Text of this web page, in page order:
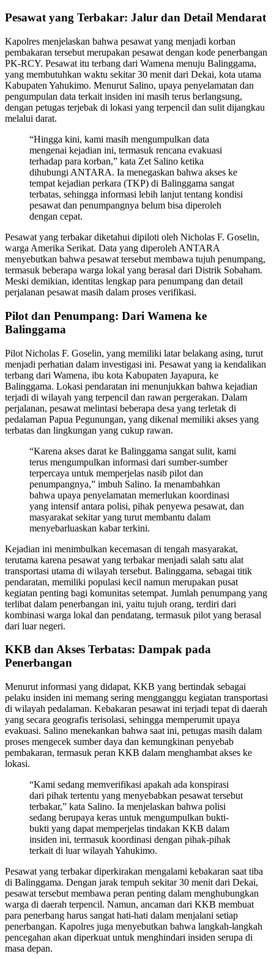
Pesawat yang Terbakar: Jalur dan Detail Mendarat
Kapolres menjelaskan bahwa pesawat yang menjadi korban
pembakaran tersebut merupakan pesawat dengan kode penerbangan
PK-RCY. Pesawat itu terbang dari Wamena menuju Balinggama,
yang membutuhkan waktu sekitar 30 menit dari Dekai, kota utama
Kabupaten Yahukimo. Menurut Salino, upaya penyelamatan dan
pengumpulan data terkait insiden ini masih terus berlangsung,
dengan petugas terjebak di lokasi yang terpencil dan sulit dijangkau
melalui darat.
“Hingga kini, kami masih mengumpulkan data
mengenai kejadian ini, termasuk rencana evakuasi
terhadap para korban,” kata Zet Salino ketika
dihubungi ANTARA. Ia menegaskan bahwa akses ke
tempat kejadian perkara (TKP) di Balinggama sangat
terbatas, sehingga informasi lebih lanjut tentang kondisi
pesawat dan penumpangnya belum bisa diperoleh
dengan cepat.
Pesawat yang terbakar diketahui dipiloti oleh Nicholas F. Goselin,
warga Amerika Serikat. Data yang diperoleh ANTARA
menyebutkan bahwa pesawat tersebut membawa tujuh penumpang,
termasuk beberapa warga lokal yang berasal dari Distrik Sobaham.
Meski demikian, identitas lengkap para penumpang dan detail
perjalanan pesawat masih dalam proses verifikasi.
Pilot dan Penumpang: Dari Wamena ke
Balinggama
Pilot Nicholas F. Goselin, yang memiliki latar belakang asing, turut
menjadi perhatian dalam investigasi ini. Pesawat yang ia kendalikan
terbang dari Wamena, ibu kota Kabupaten Jayapura, ke
Balinggama. Lokasi pendaratan ini menunjukkan bahwa kejadian
terjadi di wilayah yang terpencil dan rawan pergerakan. Dalam
perjalanan, pesawat melintasi beberapa desa yang terletak di
pedalaman Papua Pegunungan, yang dikenal memiliki akses yang
terbatas dan lingkungan yang cukup rawan.
“Karena akses darat ke Balinggama sangat sulit, kami
terus mengumpulkan informasi dari sumber-sumber
terpercaya untuk memperjelas nasib pilot dan
penumpangnya,” imbuh Salino. Ia menambahkan
bahwa upaya penyelamatan memerlukan koordinasi
yang intensif antara polisi, pihak penyewa pesawat, dan
masyarakat sekitar yang turut membantu dalam
menyebarluaskan kabar terkini.
Kejadian ini menimbulkan kecemasan di tengah masyarakat,
terutama karena pesawat yang terbakar menjadi salah satu alat
transportasi utama di wilayah tersebut. Balinggama, sebagai titik
pendaratan, memiliki populasi kecil namun merupakan pusat
kegiatan penting bagi komunitas setempat. Jumlah penumpang yang
terlibat dalam penerbangan ini, yaitu tujuh orang, terdiri dari
kombinasi warga lokal dan pendatang, termasuk pilot yang berasal
dari luar negeri.
KKB dan Akses Terbatas: Dampak pada
Penerbangan
Menurut informasi yang didapat, KKB yang bertindak sebagai
pelaku insiden ini memang sering mengganggu kegiatan transportasi
di wilayah pedalaman. Kebakaran pesawat ini terjadi tepat di daerah
yang secara geografis terisolasi, sehingga memperumit upaya
evakuasi. Salino menekankan bahwa saat ini, petugas masih dalam
proses mengecek sumber daya dan kemungkinan penyebab
pembakaran, termasuk peran KKB dalam menghambat akses ke
lokasi.
“Kami sedang memverifikasi apakah ada konspirasi
dari pihak tertentu yang menyebabkan pesawat tersebut
terbakar,” kata Salino. Ia menjelaskan bahwa polisi
sedang berupaya keras untuk mengumpulkan bukti-
bukti yang dapat memperjelas tindakan KKB dalam
insiden ini, termasuk koordinasi dengan pihak-pihak
terkait di luar wilayah Yahukimo.
Pesawat yang terbakar diperkirakan mengalami kebakaran saat tiba
di Balinggama. Dengan jarak tempuh sekitar 30 menit dari Dekai,
pesawat tersebut membawa peran penting dalam menghubungkan
warga di daerah terpencil. Namun, ancaman dari KKB membuat
para penerbang harus sangat hati-hati dalam menjalani setiap
penerbangan. Kapolres juga menyebutkan bahwa langkah-langkah
pencegahan akan diperkuat untuk menghindari insiden serupa di
masa depan.